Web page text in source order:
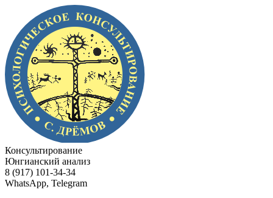
Консультирование
Юнгианский анализ
8 (917) 101-34-34
WhatsApp, Telegram